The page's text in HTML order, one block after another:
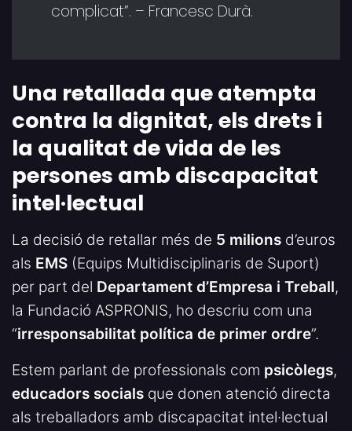
complicat”. – Francesc Durà.
Una retallada que atempta
contra la dignitat, els drets i
la qualitat de vida de les
persones amb discapacitat
intel·lectual
La decisió de retallar més de 5 milions d’euros
als EMS (Equips Multidisciplinaris de Suport)
per part del Departament d’Empresa i Treball,
la Fundació ASPRONIS, ho descriu com una
“irresponsabilitat política de primer ordre”.
Estem parlant de professionals com psicòlegs,
educadors socials que donen atenció directa
als treballadors amb discapacitat intel·lectual